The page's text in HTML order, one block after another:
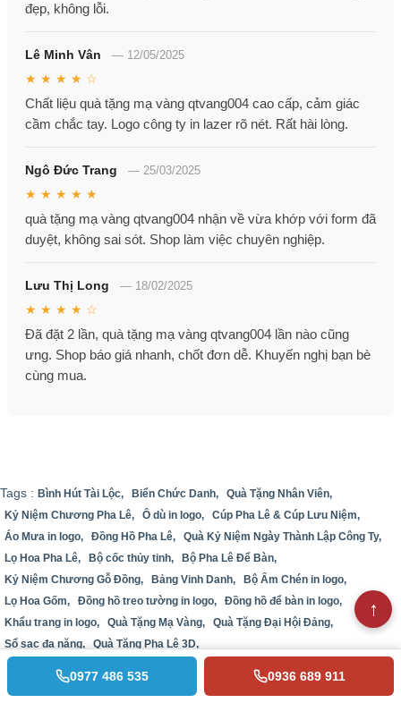
đẹp, không lỗi.
Lê Minh Vân — 12/05/2025
★ ★ ★ ★ ☆
Chất liệu quà tặng mạ vàng qtvang004 cao cấp, cảm giác
cầm chắc tay. Logo công ty in lazer rõ nét. Rất hài lòng.
Ngô Đức Trang — 25/03/2025
★ ★ ★ ★ ★
quà tặng mạ vàng qtvang004 nhận về vừa khớp với form đã
duyệt, không sai sót. Shop làm việc chuyên nghiệp.
Lưu Thị Long — 18/02/2025
★ ★ ★ ★ ☆
Đã đặt 2 lần, quà tặng mạ vàng qtvang004 lần nào cũng
ưng. Shop báo giá nhanh, chốt đơn dễ. Khuyến nghị bạn bè
cùng mua.
Tags : Bình Hút Tài Lộc, Biển Chức Danh,
Quà Tặng Nhân Viên,
Kỷ Niệm Chương Pha Lê,
Ô dù in logo,
Cúp Pha Lê & Cúp Lưu Niệm,
Áo Mưa in logo,
Đồng Hồ Pha Lê,
Quà Kỷ Niệm Ngày Thành Lập Công Ty,
Lọ Hoa Pha Lê,
Bộ cốc thủy tinh,
Bộ Pha Lê Để Bàn,
Kỷ Niệm Chương Gỗ Đồng,
Bảng Vinh Danh,
Bộ Ấm Chén in logo,
Lọ Hoa Gốm,
Đồng hồ treo tường in logo,
Đồng hồ để bàn in logo,
Khẩu trang in logo,
Quà Tặng Mạ Vàng,
Quà Tặng Đại Hội Đảng,
Sổ sạc đa năng,
Quà Tặng Pha Lê 3D,
0977 486 535 0936 689 911